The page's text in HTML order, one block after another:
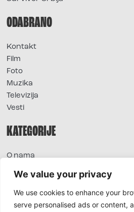
We value your privacy
We use cookies to enhance your
serve personalised ads or content,
ODABRANO
Kontakt
Film
Foto
Muzika
Televizija
Vesti
KATEGORIJE
O nama
Extra
Foto
Moda